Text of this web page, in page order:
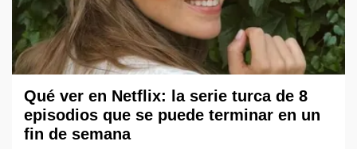
Qué ver en Netflix: la serie turca de 8
episodios que se puede terminar en un
fin de semana